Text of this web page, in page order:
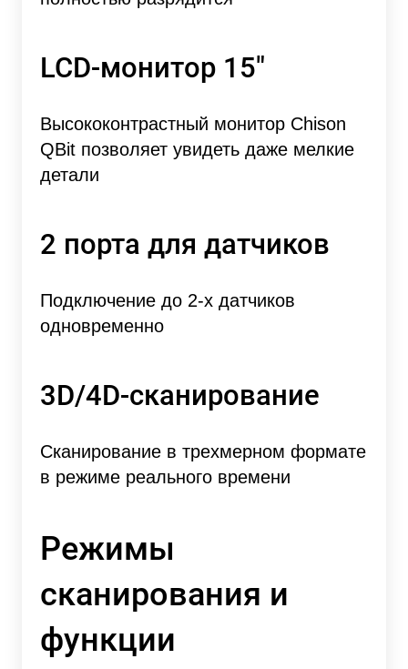
LCD-монитор 15"
Высококонтрастный монитор Chison
QBit позволяет увидеть даже мелкие
детали
2 порта для датчиков
Подключение до 2-х датчиков
одновременно
3D/4D-сканирование
Сканирование в трехмерном формате
в режиме реального времени
Режимы
сканирования и
функции